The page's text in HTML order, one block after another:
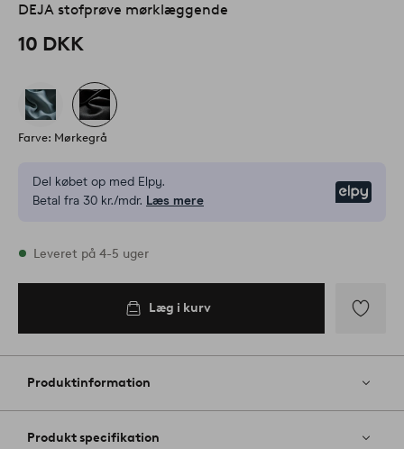
DEJA stofprøve mørklæggende
10 DKK
Farve: Mørkegrå
Del købet op med Elpy.
Betal fra 30 kr./mdr. Læs mere
På lager
Leveret på 4-5 uger
Læg i kurv
til
Produktinformation
Produkt specifikation